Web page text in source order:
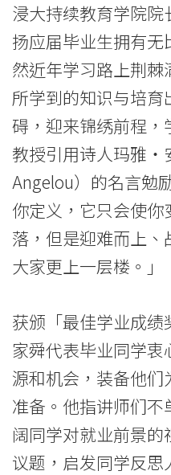
香
港
浸
会
大
学
浸大持续教育学院
扬应届毕业生拥有
然近年学习路上荆
所学到的知识与培
碍，迎来锦绣前程
教授引用诗人玛雅‧
Angelou）的名言勉
你定义，它只会使
落，但是迎难而上
大家更上一层楼。」
获颁「最佳学业成
家舜代表毕业同学
源和机会，装备他
准备。他指讲师们
阔同学对就业前景
议题，启发同学反